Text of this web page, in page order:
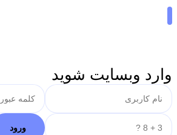
وارد وبسایت شوید